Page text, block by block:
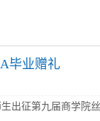
毕业赠礼
出征第九届商学院